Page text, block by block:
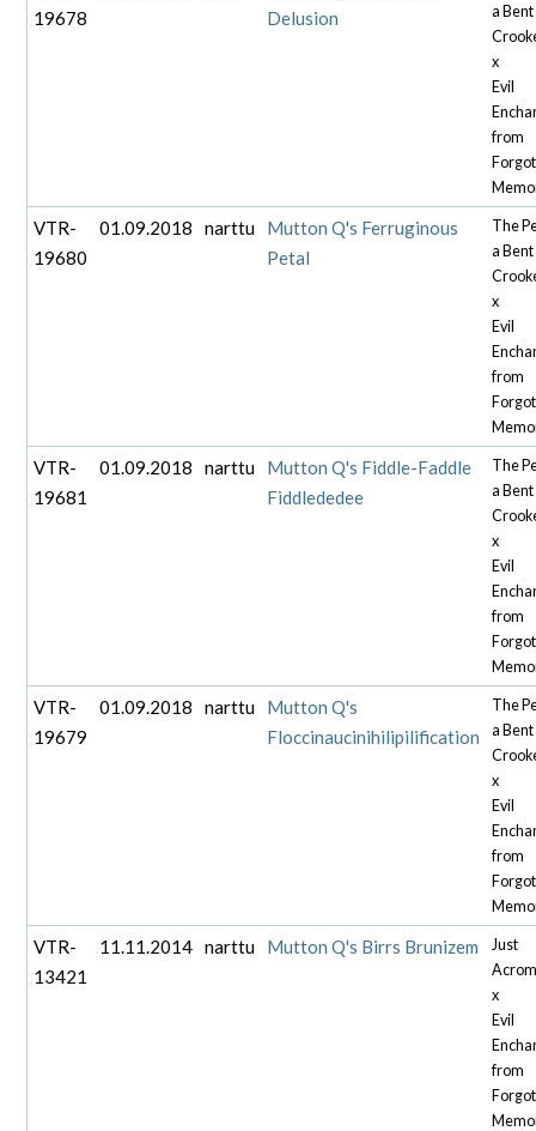
19678
Delusion
a
x
Evil
from
VTR-
19680
01.09.2018 narttu
Mutton Q's Ferruginous
Petal
The
a
x
Evil
from
VTR-
19681
01.09.2018 narttu
Mutton Q's Fiddle-Faddle
Fiddlededee
The
a
x
Evil
from
VTR-
19679
01.09.2018 narttu
Mutton Q's
Floccinaucinihilipilification
The
a
x
Evil
from
VTR-
13421
11.11.2014 narttu Mutton Q's Birrs Brunizem
Just
x
Evil
from